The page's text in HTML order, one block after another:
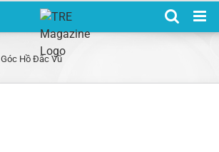
Góc Hồ Đắc Vũ